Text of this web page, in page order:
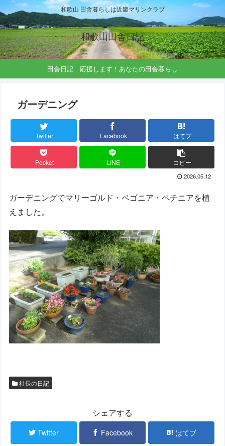
和歌山 田舎暮らしは近畿マリンクラブ
和歌山田舎日記
田舎日記 応援します！あなたの田舎暮らし
ガーデニング
Twitter Facebook はてブ
Pocket LINE コピー
2026.05.12
ガーデニングでマリーゴルド・ベゴニア・ペチニアを植
えました。
社長の日記
シェアする
Twitter Facebook はてブ